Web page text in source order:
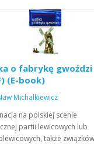
o fabrykę gwoździ
(E-book)
Michalkiewicz
na polskiej scenie
partii lewicowych lub
także